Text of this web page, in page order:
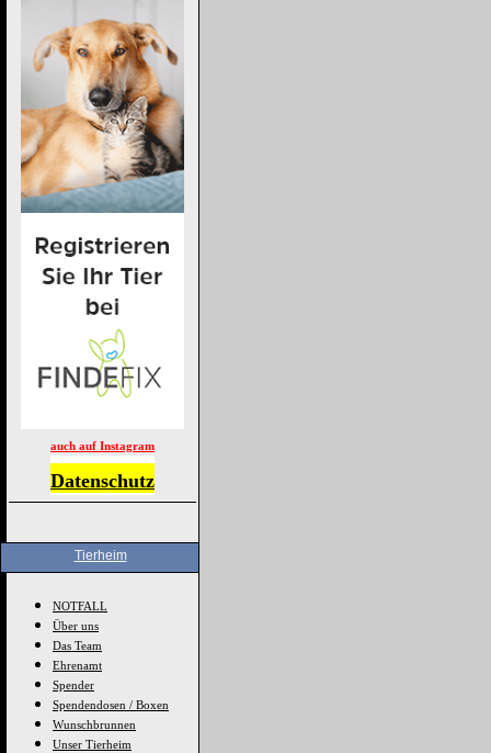
auch auf Instagram
Datenschutz
Tierheim
NOTFALL
Über uns
Das Team
Ehrenamt
Spender
Spendendosen / Boxen
Wunschbrunnen
Unser Tierheim